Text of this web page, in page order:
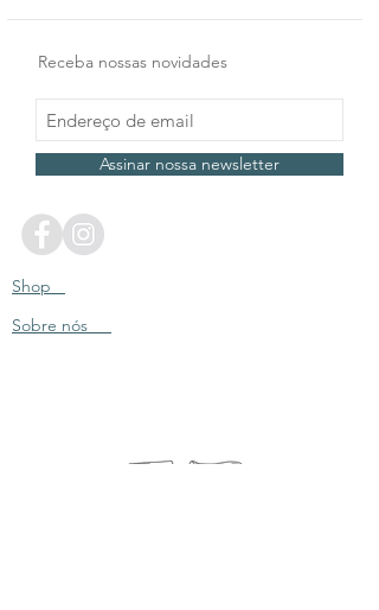
Receba nossas novidades
Assinar nossa newsletter
Shop
Sobre nós